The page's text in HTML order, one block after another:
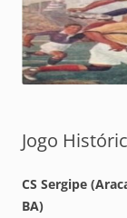
Jogo
CS Sergipe
BA)